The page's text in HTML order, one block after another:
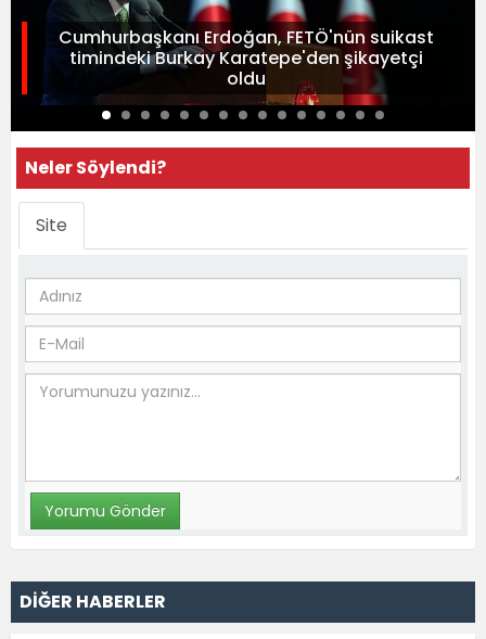
Cumhurbaşkanı Erdoğan, FETÖ'nün suikast
timindeki Burkay Karatepe'den şikayetçi
oldu
Neler Söylendi?
Site
DİĞER HABERLER